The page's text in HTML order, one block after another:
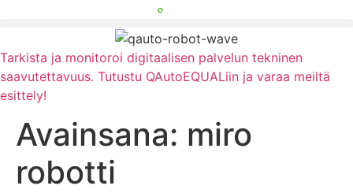
Tarkista ja monitoroi digitaalisen palvelun tekninen
saavutettavuus. Tutustu QAutoEQUALiin ja varaa meiltä
esittely!
Avainsana: miro
robotti